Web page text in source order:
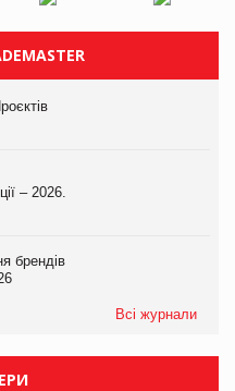
– 2026.
брендів
Всі журнали